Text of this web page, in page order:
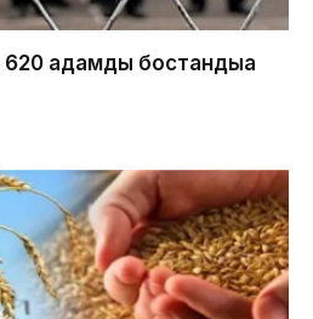
адамды бостандыққа